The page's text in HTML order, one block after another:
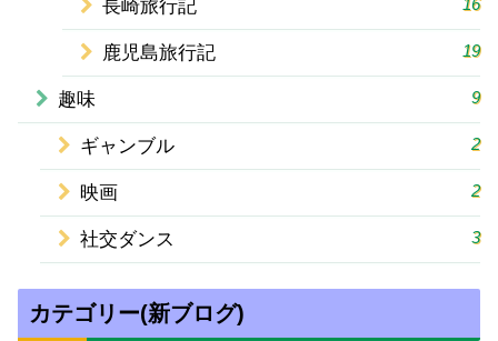
長崎旅行記
鹿児島旅行記 19
趣味 9
ギャンブル 2
映画 2
社交ダンス 3
カテゴリー(新ブログ)